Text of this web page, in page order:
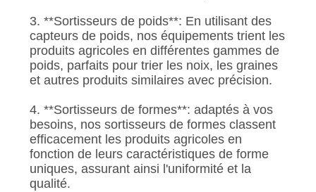
3. **Sortisseurs de poids**: En utilisant des
capteurs de poids, nos équipements trient les
produits agricoles en différentes gammes de
poids, parfaits pour trier les noix, les graines
et autres produits similaires avec précision.
4. **Sortisseurs de formes**: adaptés à vos
besoins, nos sortisseurs de formes classent
efficacement les produits agricoles en
fonction de leurs caractéristiques de forme
uniques, assurant ainsi l'uniformité et la
qualité.